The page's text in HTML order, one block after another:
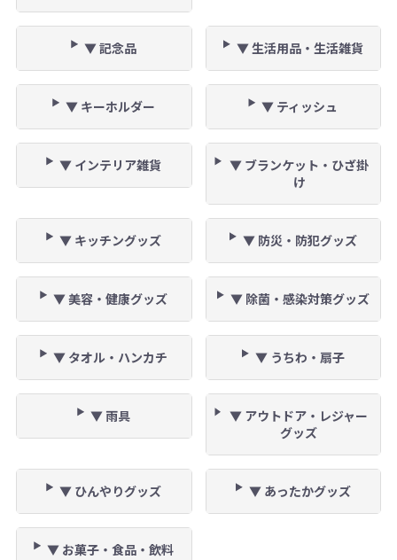
▼ 記念品 ▼ 生活用品・生活雑貨
▼ キーホルダー ▼ ティッシュ
▼ インテリア雑貨
▼ ブランケット・ひざ掛
け
▼ キッチングッズ ▼ 防災・防犯グッズ
▼ 美容・健康グッズ ▼ 除菌・感染対策グッズ
▼ タオル・ハンカチ ▼ うちわ・扇子
▼ 雨具
▼ アウトドア・レジャー
グッズ
▼ ひんやりグッズ ▼ あったかグッズ
▼ お菓子・食品・飲料